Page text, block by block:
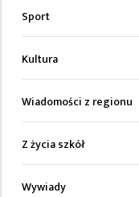
Sport
Kultura
Wiadomości z regionu
Z życia szkół
Wywiady